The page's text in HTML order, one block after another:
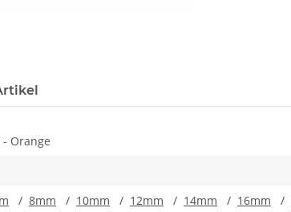
Orange
/ 8mm / 10mm / 12mm / 14mm / 16mm /